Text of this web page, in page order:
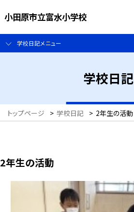
小田原市立富水小学校
学校日記メニュー
学校日記
トップページ > 学校日記 > 2年生の活動
2年生の活動